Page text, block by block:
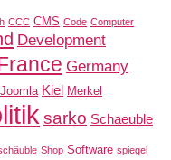
CCC CMS Code Computer
Development
Germany
Joomla Kiel Merkel
sarko Schaeuble
Shop Software spiegel